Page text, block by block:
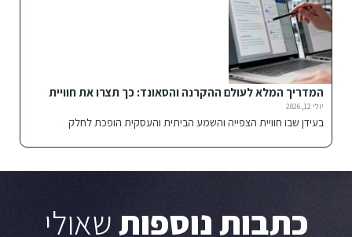
המדריך המלא לעולם ההקרנה והסאונד: כך תצרו את חוויית
הבידור האולטימטיבית
יולי 12, 2026
בעידן שבו חוויית הצפייה והשמע הביתית והעסקית הופכת לחלק
כתבות נוספותשאולי